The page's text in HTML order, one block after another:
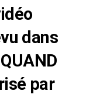
dans
par